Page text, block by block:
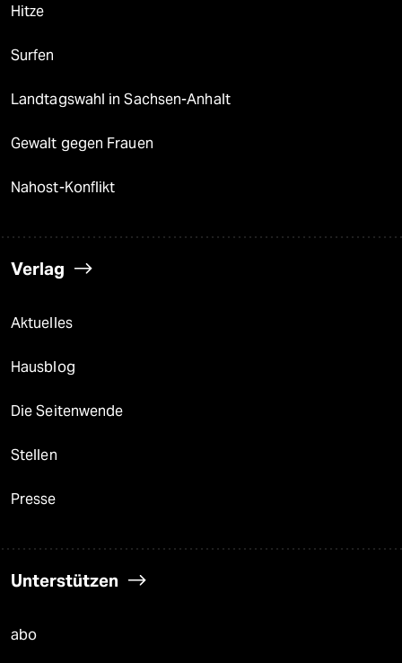
Hitze
Surfen
Landtagswahl in Sachsen-Anhalt
Gewalt gegen Frauen
Nahost-Konflikt
Verlag
Aktuelles
Hausblog
Die Seitenwende
Stellen
Presse
Unterstützen
abo